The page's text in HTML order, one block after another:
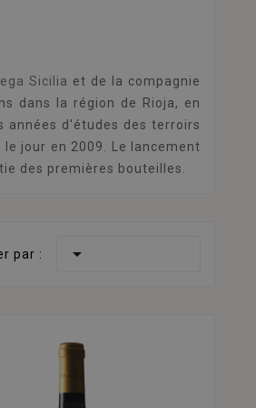
Sicilia et de la compagnie
dans la région de Rioja, en
années d'études des terroirs
le jour en 2009. Le lancement
des premières bouteilles.
par : 